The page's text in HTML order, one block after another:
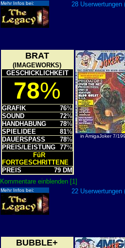
Mehr Infos bei: 28 Userwertungen
BRAT
(IMAGEWORKS)
GESCHICKLICHKEIT
78%
GRAFIK 76%
SOUND
72%
HANDHABUNG
78%
SPIELIDEE
81%
DAUERSPASS
78%
PREIS/LEISTUNG 77%
FüR
FORTGESCHRITTENE
PREIS
79 DM
in AmigaJoker 7/
Kommentare einblenden [1]
Mehr Infos bei: 22 Userwertungen
BUBBLE+